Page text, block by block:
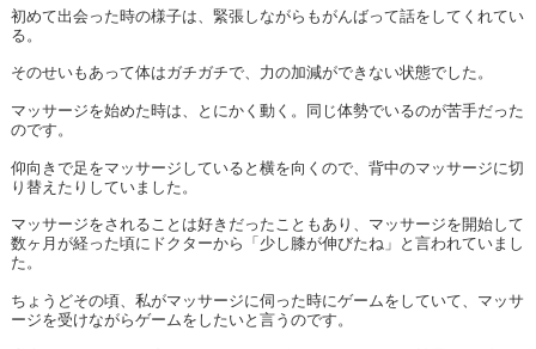
初めて出会った時の様子は、緊張しながらもがんばって話をしてくれてい
る。
そのせいもあって体はガチガチで、力の加減ができない状態でした。
マッサージを始めた時は、とにかく動く。同じ体勢でいるのが苦手だった
のです。
仰向きで足をマッサージしていると横を向くので、背中のマッサージに切
り替えたりしていました。
マッサージをされることは好きだったこともあり、マッサージを開始して
数ヶ月が経った頃にドクターから「少し膝が伸びたね」と言われていまし
た。
ちょうどその頃、私がマッサージに伺った時にゲームをしていて、マッサ
ージを受けながらゲームをしたいと言うのです。